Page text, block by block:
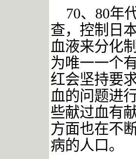
70、80年
查，控制日
血液来分化
为唯一一个
红会坚持要
血的问题进
些献过血有
方面也在不
病的人口。